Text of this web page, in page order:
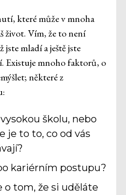
které může v mnoha
život. Vím, že to není
jste mladí a ještě jste
Existuje mnoho faktorů, o
některé z
školu, nebo
je to to, co od vás
kariérním postupu?
o tom, že si uděláte